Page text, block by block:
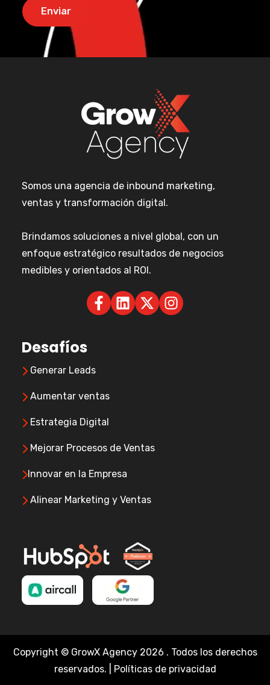
Somos una agencia de inbound marketing,
ventas y transformación digital.
Brindamos soluciones a nivel global, con un
enfoque estratégico resultados de negocios
medibles y orientados al ROI.
Desafíos
Generar Leads
Aumentar ventas
Estrategia Digital
Mejorar Procesos de Ventas
Innovar en la Empresa
Alinear Marketing y Ventas
Copyright © GrowX Agency 2026 . Todos los derechos
reservados. | Políticas de privacidad